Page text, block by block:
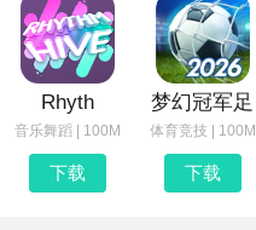
Rhyth
音乐舞蹈 | 100M
下载
梦幻冠军足
体育竞技 | 100M
下载